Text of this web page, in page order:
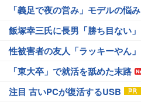
「義足で夜の営み」モデルの悩み
飯塚幸三氏に長男「勝ち目ない」
性被害者の友人「ラッキーやん」
「東大卒」で就活を舐めた末路
注目 古いPCが復活するUSB